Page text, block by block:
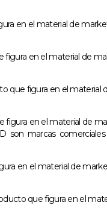
en el material de
figura en el material de
que figura en el material
figura en el material de
marcas comerciales
en el material de
que figura en el